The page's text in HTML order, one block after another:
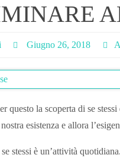
Giugno 26, 2018
questo la scoperta di se
esistenza e allora
stessi è un’attività